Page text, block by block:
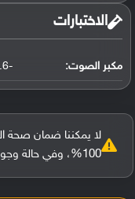
‏الاختبارات‏
مكبر الصوت: -26.6 LUFS (جيد)
لا يمكننا ضمان صحة
100%، وفي حالة وجود خطأ يُرجى